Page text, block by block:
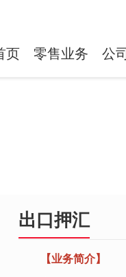
页 零售业务 公
出口押汇
【业务简介】